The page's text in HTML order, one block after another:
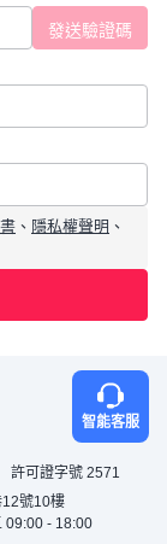
、 隱私權聲明 、
智能客服
許可證字號 2571
號10樓
09:00 - 18:00